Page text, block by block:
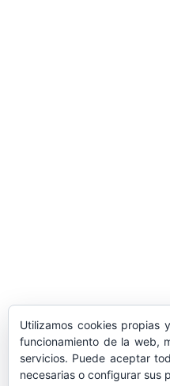
LA DELEGACIÓN
ASISTE INVITADA
DE LAS CUATRO
Utilizamos cookies propias
funcionamiento de la web,
servicios. Puede aceptar
necesarias o configurar sus